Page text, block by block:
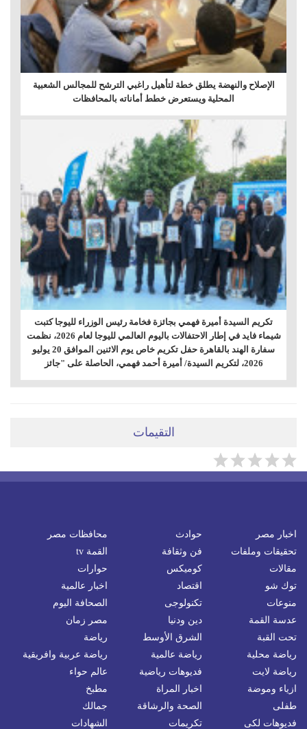
الإصلاح والنهضة يطلق خطة لتأهيل راغبي الترشح للمجالس الشعبية
المحلية ويستعرض خطط أماناته بالمحافظات
تكريم السيدة أميرة فهمي بجائزة فخامة رئيس الوزراء لليوجا كتبت
شيماء فايد في إطار الاحتفالات باليوم العالمي لليوجا لعام 2026، نظمت
سفارة الهند بالقاهرة حفل تكريم خاص يوم الاثنين الموافق 20 يوليو
2026، لتكريم السيدة/ أميرة أحمد فهمي، الحاصلة على "جائز
التقيمات
اخبار مصر حوادث
محافظات مصر
تحقيقات وملفات
فن وثقافة
القمة tv
مقالات
كوميكس
حوارات
توك شو
اقتصاد
اخبار عالمية
منوعات
تكنولوجى
الصحافة اليوم
عدسة القمة
دين ودنيا
مصر زمان
تحت القبة
الشرق الأوسط
رياضة
رياضة محلية
رياضة عالمية
رياضة عربية وافريقية
رياضة لايت
فديوهات رياضية
عالم حواء
ازياء وموضة
اخبار المراة
مطبخ
طفلى
الصحة والرشاقة
جمالك
فديوهات لكى
تكريمات الشهادات